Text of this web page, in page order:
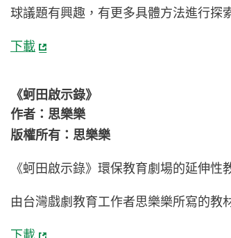
球議題有興趣，有更多具體方法進行探
下載
《蚵田啟示錄》
作者：思樂樂
版權所有：思樂樂
《蚵田啟示錄》環保教育劇場的延伸性
由台灣戲劇教育工作者思樂樂所寫的教
下載